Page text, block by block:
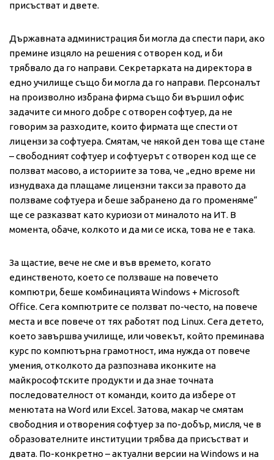
присъстват и двете.
Държавната администрация би могла да спести пари, ако
премине изцяло на решения с отворен код, и би
трябвало да го направи. Секретарката на директора в
едно училище също би могла да го направи. Персоналът
на произволно избрана фирма също би вършил офис
задачите си много добре с отворен софтуер, да не
говорим за разходите, които фирмата ще спести от
лицензи за софтуера. Смятам, че някой ден това ще стане
– свободният софтуер и софтуерът с отворен код ще се
ползват масово, а историите за това, че „едно време ни
изнудваха да плащаме лицензни такси за правото да
ползваме софтуера и беше забранено да го променяме“
ще се разказват като куриози от миналото на ИТ. В
момента, обаче, колкото и да ми се иска, това не е така.
За щастие, вече не сме и във времето, когато
единственото, което се ползваше на повечето
компютри, беше комбинацията Windows + Microsoft
Office. Сега компютрите се ползват по-често, на повече
места и все повече от тях работят под Linux. Сега детето,
което завършва училище, или човекът, който преминава
курс по компютърна грамотност, има нужда от повече
умения, отколкото да разпознава иконките на
майкрософтските продукти и да знае точната
последователност от команди, които да избере от
менютата на Word или Excel. Затова, макар че смятам
свободния и отворения софтуер за по-добър, мисля, че в
образователните институции трябва да присъстват и
двата. По-конкретно – актуални версии на Windows и на